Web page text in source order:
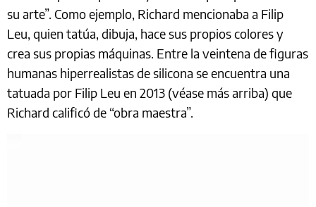
su arte”. Como ejemplo, Richard mencionaba a Filip
Leu, quien tatúa, dibuja, hace sus propios colores y
crea sus propias máquinas. Entre la veintena de figuras
humanas hiperrealistas de silicona se encuentra una
tatuada por Filip Leu en 2013 (véase más arriba) que
Richard calificó de “obra maestra”.